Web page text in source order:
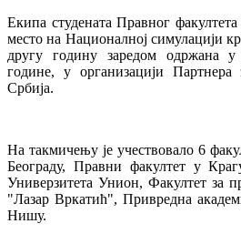
Екипа студената Правног
место на Националној симулацији
другу годину заредом одржана у
године, у организацији Партнера
Србија.
На такмичењу је учествовало 6
Београду, Правни факултет у
Универзитета Унион, Факултет за
"Лазар Вркатић", Привредна
Нишу.